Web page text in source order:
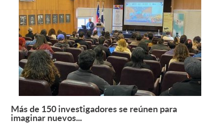
Leer más +
Más de 150 investigadores se reúnen para
imaginar nuevos...